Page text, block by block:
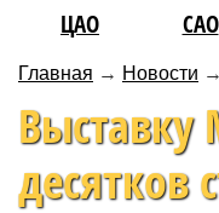
ЦАО САО
Главная → Новости →
Выставку
десятков